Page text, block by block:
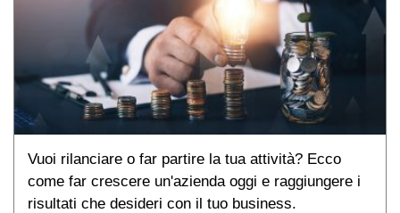
Vuoi rilanciare o far partire la tua attività? Ecco
come far crescere un'azienda oggi e raggiungere i
risultati che desideri con il tuo business.